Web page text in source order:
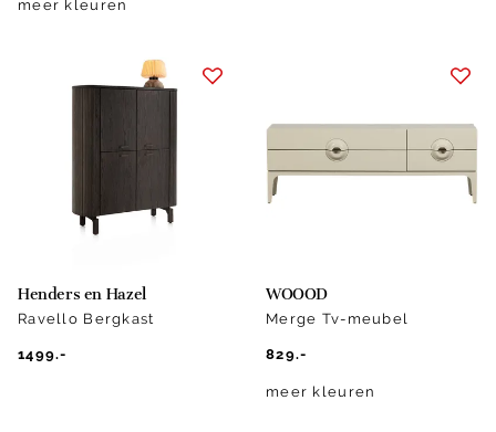
meer kleuren
Henders en Hazel
Ravello Bergkast
1499.-
WOOOD
Merge Tv-meubel
829.-
meer kleuren